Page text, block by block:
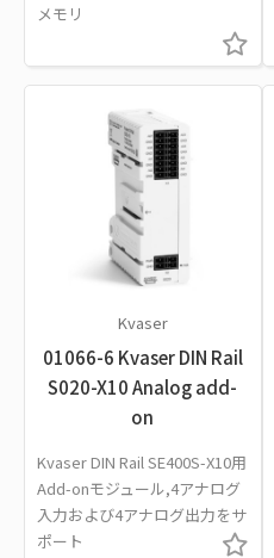
メモリ
Kvaser
01066-6 Kvaser DIN Rail
S020-X10 Analog add-
on
Kvaser DIN Rail SE400S-X10用
Add-onモジュール,4アナログ
入力および4アナログ出力をサ
ポート